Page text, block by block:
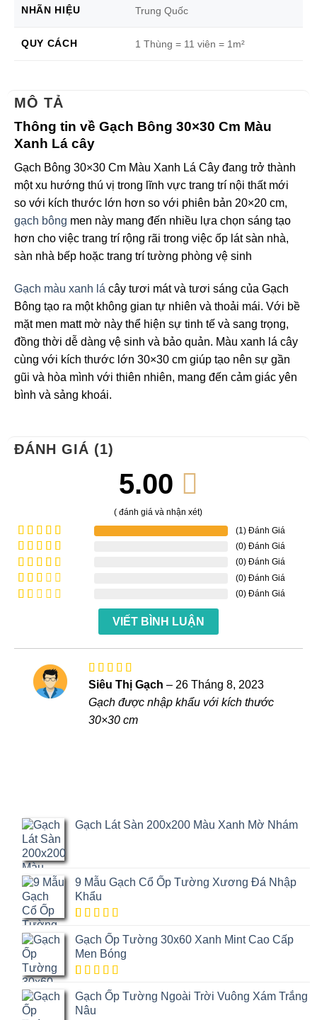
NHÃN HIỆU Trung Quốc
QUY CÁCH 1 Thùng = 11 viên = 1m²
MÔ TẢ
Thông tin về Gạch Bông 30×30 Cm Màu
Xanh Lá cây
Gạch Bông 30×30 Cm Màu Xanh Lá Cây đang trở thành
một xu hướng thú vị trong lĩnh vực trang trí nội thất mới
so với kích thước lớn hơn so với phiên bản 20×20 cm,
gạch bông men này mang đến nhiều lựa chọn sáng tạo
hơn cho việc trang trí rộng rãi trong việc ốp lát sàn nhà,
sàn nhà bếp hoặc trang trí tường phòng vệ sinh
Gạch màu xanh lá cây tươi mát và tươi sáng của Gạch
Bông tạo ra một không gian tự nhiên và thoải mái. Với bề
mặt men matt mờ này thể hiện sự tinh tế và sang trọng,
đồng thời dễ dàng vệ sinh và bảo quản. Màu xanh lá cây
cùng với kích thước lớn 30×30 cm giúp tạo nên sự gần
gũi và hòa mình với thiên nhiên, mang đến cảm giác yên
bình và sảng khoái.
ĐÁNH GIÁ (1)
5.00
( đánh giá và nhận xét)
Được xếp
hạng 5
sao
(1) Đánh Giá
Được
xếp
5 sao
(0) Đánh Giá
Được
xếp
hạng
(0) Đánh Giá
Được
(0) Đánh Giá
sao
(0) Đánh Giá
VIẾT BÌNH LUẬN
Được xếp
hạng5
sao
Siêu Thị Gạch – 26 Tháng 8, 2023
Gạch được nhập khẩu với kích thước
30×30 cm
Gạch Lát Sàn 200x200 Màu Xanh Mờ Nhám
9 Mẫu Gạch Cổ Ốp Tường Xương Đá Nhập
Khẩu
trên
5 dựa trên
đánh giá
Gạch Ốp Tường 30x60 Xanh Mint Cao Cấp
Men Bóng
trên
5 dựa trên
đánh giá
Gạch Ốp Tường Ngoài Trời Vuông Xám Trắng
Nâu